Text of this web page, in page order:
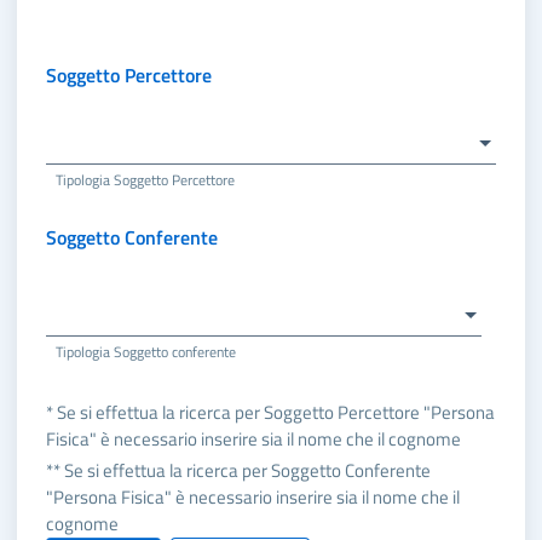
Soggetto Percettore
Tipologia Soggetto Percettore
Soggetto Conferente
Tipologia Soggetto conferente
* Se si effettua la ricerca per Soggetto Percettore "Persona
Fisica" è necessario inserire sia il nome che il cognome
** Se si effettua la ricerca per Soggetto Conferente
"Persona Fisica" è necessario inserire sia il nome che il
cognome